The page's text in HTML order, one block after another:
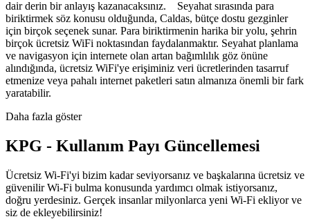
dair derin bir anlayış kazanacaksınız. Seyahat sırasında para
biriktirmek söz konusu olduğunda, Caldas, bütçe dostu gezginler
için birçok seçenek sunar. Para biriktirmenin harika bir yolu, şehrin
birçok ücretsiz WiFi noktasından faydalanmaktır. Seyahat planlama
ve navigasyon için internete olan artan bağımlılık göz önüne
alındığında, ücretsiz WiFi'ye erişiminiz veri ücretlerinden tasarruf
etmenize veya pahalı internet paketleri satın almanıza önemli bir fark
yaratabilir.
Daha fazla göster
KPG - Kullanım Payı Güncellemesi
Ücretsiz Wi-Fi'yi bizim kadar seviyorsanız ve başkalarına ücretsiz ve
güvenilir Wi-Fi bulma konusunda yardımcı olmak istiyorsanız,
doğru yerdesiniz. Gerçek insanlar milyonlarca yeni Wi-Fi ekliyor ve
siz de ekleyebilirsiniz!